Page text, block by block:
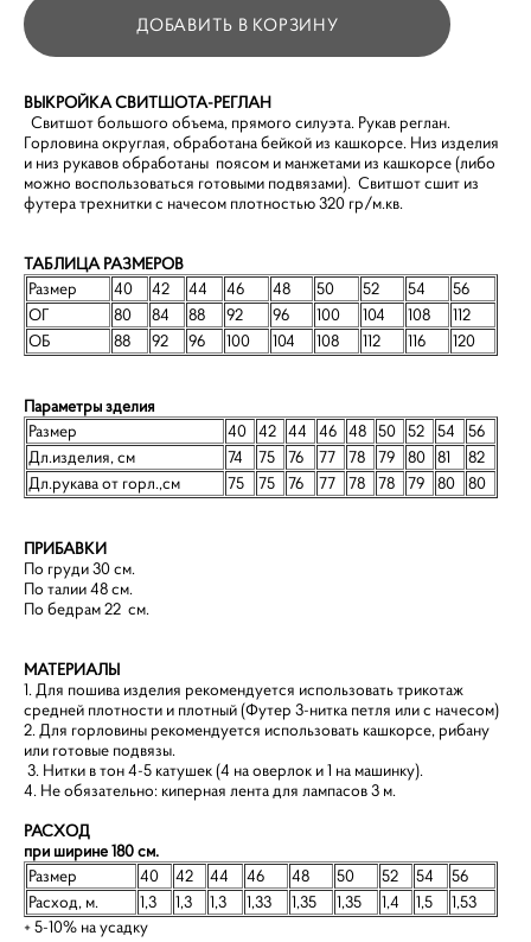
ДОБАВИТЬ В КОРЗИНУ
ВЫКРОЙКА СВИТШОТА-РЕГЛАН
Свитшот большого объема, прямого силуэта. Рукав реглан.
Горловина округлая, обработана бейкой из кашкорсе. Низ изделия
и низ рукавов обработаны поясом и манжетами из кашкорсе (либо
можно воспользоваться готовыми подвязами). Свитшот сшит из
футера трехнитки с начесом плотностью 320 гр/м.кв.
ТАБЛИЦА РАЗМЕРОВ
Размер
40 42 44 46 48 50 52 54
56
ОГ
80 84 88 92 96 100 104 108
112
ОБ
88 92 96 100 104 108 112 116 120
Параметры зделия
Размер
40 42 44 46 48 50 52 54
56
Дл.изделия, см
74 75 76 77 78 79 80 81
82
Дл.рукава от горл.,см
75 75 76 77 78 78 79 80 80
ПРИБАВКИ
По груди 30 см.
По талии 48 см.
По бедрам 22 см.
МАТЕРИАЛЫ
1. Для пошива изделия рекомендуется использовать трикотаж
средней плотности и плотный (Футер 3-нитка петля или с начесом)
2. Для горловины рекомендуется использовать кашкорсе, рибану
или готовые подвязы.
3. Нитки в тон 4-5 катушек (4 на оверлок и 1 на машинку).
4. Не обязательно: киперная лента для лампасов 3 м.
РАСХОД
при ширине 180 см.
Размер
40 42 44 46 48 50 52 54
56
Расход, м.
1,3 1,3 1,3 1,33 1,35 1,35 1,4 1,5
1,53
+ 5-10% на усадку